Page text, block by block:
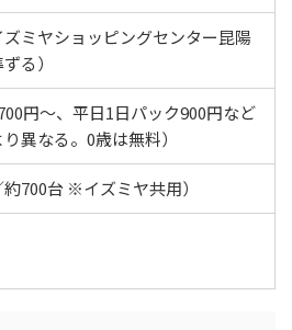
ミヤショッピングセンター昆陽
る）
円〜、平日1日パック900円など
り異なる。0歳は無料）
700台 ※イズミヤ共用）